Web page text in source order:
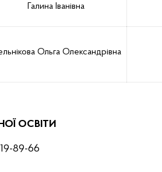
Галина Іванівна
Ольга Олександрівна
ОСВІТИ
89-66